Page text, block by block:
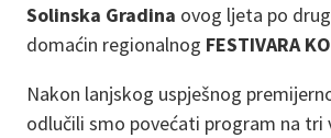
Solinska Gradina ovog ljeta po
domaćin regionalnog FESTIVARA
Nakon lanjskog uspješnog
odlučili smo povećati program na tri